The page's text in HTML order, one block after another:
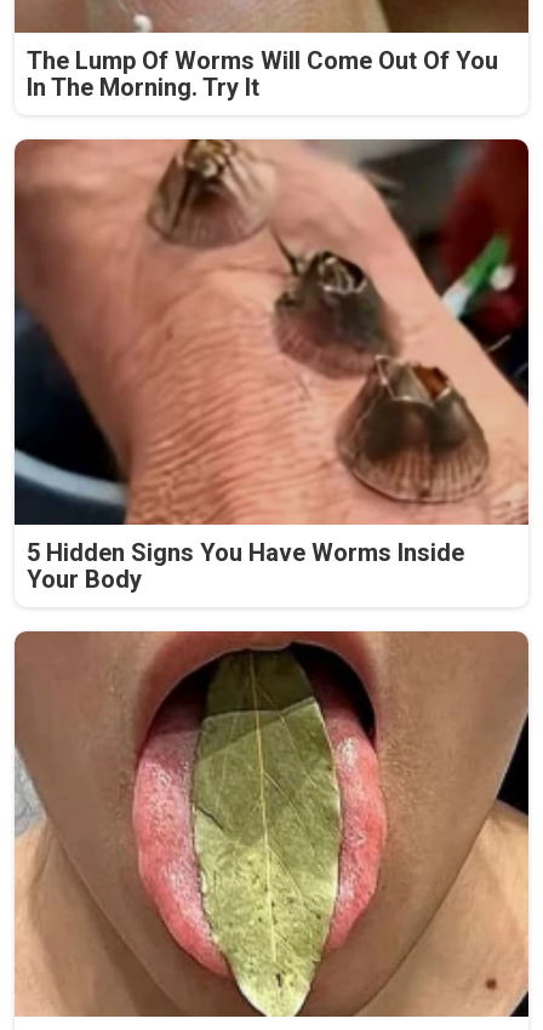
The Lump Of Worms Will Come Out Of You
In The Morning. Try It
5 Hidden Signs You Have Worms Inside
Your Body